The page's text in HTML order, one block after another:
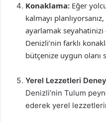
Konaklama: Eğer
kalmayı
ayarlamak
Denizli’nin farklı
bütçenize uygun olanı
Yerel Lezzetleri
Denizli’nin Tulum
ederek yerel